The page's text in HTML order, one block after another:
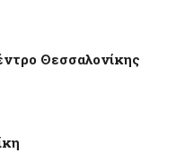
Θεσσαλονίκης